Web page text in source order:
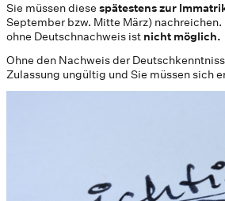
Sie müssen diese spätestens zur
September bzw. Mitte März)
ohne Deutschnachweis ist nicht möglich.
Ohne den Nachweis der
Zulassung ungültig und Sie müssen sich